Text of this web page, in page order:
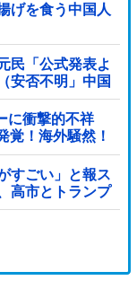
げを食う中国人
民「公式発表よ
安否不明」中国
峡ダム接近中」
に衝撃的不祥
覚！海外騒然！
すごい」と報ス
高市とトランプ
と他